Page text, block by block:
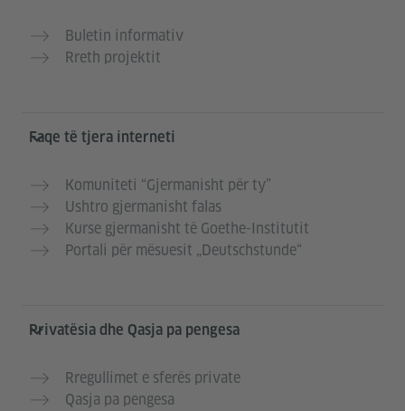
Buletin informativ
Rreth projektit
Faqe të tjera interneti
Komuniteti “Gjermanisht për ty”
Ushtro gjermanisht falas
Kurse gjermanisht të Goethe-Institutit
Portali për mësuesit „Deutschstunde“
Privatësia dhe Qasja pa pengesa
Rregullimet e sferës private
Qasja pa pengesa